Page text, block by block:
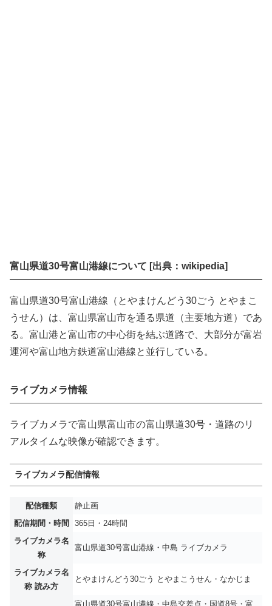
富山県道30号富山港線について [出典：wikipedia]
富山県道30号富山港線（とやまけんどう30ごう とやまこ
うせん）は、富山県富山市を通る県道（主要地方道）であ
る。富山港と富山市の中心街を結ぶ道路で、大部分が富岩
運河や富山地方鉄道富山港線と並行している。
ライブカメラ情報
ライブカメラで富山県富山市の富山県道30号・道路のリ
アルタイムな映像が確認できます。
ライブカメラ配信情報
配信種類
静止画
配信期間・時間
365日・24時間
ライブカメラ名
称
富山県道30号富山港線・中島 ライブカメラ
ライブカメラ名
称 読み方
とやまけんどう30ごう とやまこうせん・なかじま
富山県道30号富山港線・中島交差点・国道8号・富